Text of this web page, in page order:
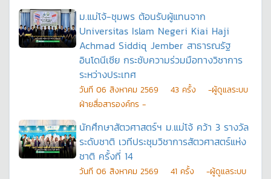
ม.แม่โจ้-ชุมพร ต้อนรับผู้แทนจาก
Universitas Islam Negeri Kiai Haji
Achmad Siddiq Jember สาธารณรัฐ
อินโดนีเซีย กระชับความร่วมมือทางวิชาการ
ระหว่างประเทศ
วันที 06 สิงหาคม 2569 43 ครั้ง
-ผู้ดูแลระบบ
ฝ่ายสื่อสารองค์กร -
นักศึกษาสัตวศาสตร์ฯ ม.แม่โจ้ คว้า 3 รางวัล
ระดับชาติ เวทีประชุมวิชาการสัตวศาสตร์แห่ง
ชาติ ครั้งที่ 14
วันที 06 สิงหาคม 2569 41 ครั้ง
-ผู้ดูแลระบบ